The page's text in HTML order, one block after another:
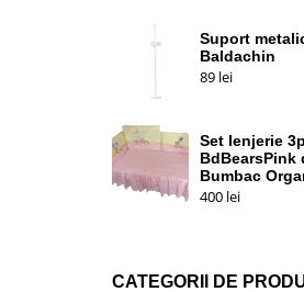
Suport
Baldachin
89 lei
Set lenjerie 3p
BdBearsPink
Bumbac
400 lei
CATEGORII DE